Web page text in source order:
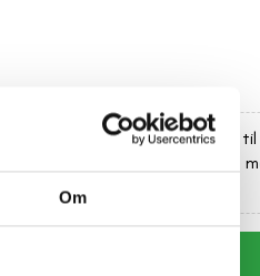
Om
blomstret mønster. Perfekte
Et klassisk genbrugsfund